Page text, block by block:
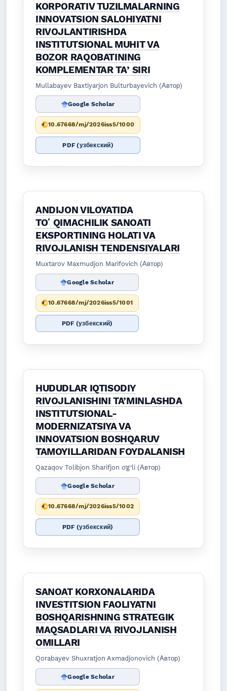
KORPORATIV TUZILMALARNING
INNOVATSION SALOHIYATNI
RIVOJLANTIRISHDA
INSTITUTSIONAL MUHIT VA
BOZOR RAQOBATINING
KOMPLEMENTAR TAʼSIRI
Mullabayev Baxtiyarjon Bulturbayevich (Автор)
Google Scholar
10.67668/mj/2026iss5/1000
PDF (узбекский)
ANDIJON VILOYATIDA
TOʻQIMACHILIK SANOATI
EKSPORTINING HOLATI VA
RIVOJLANISH TENDENSIYALARI
Muxtarov Maxmudjon Marifovich (Автор)
Google Scholar
10.67668/mj/2026iss5/1001
PDF (узбекский)
HUDUDLAR IQTISODIY
RIVOJLANISHINI TA’MINLASHDA
INSTITUTSIONAL-
MODERNIZATSIYA VA
INNOVATSION BOSHQARUV
TAMOYILLARIDAN FOYDALANISH
Qazaqov Tolibjon Sharifjon o‘g‘li (Автор)
Google Scholar
10.67668/mj/2026iss5/1002
PDF (узбекский)
SANOAT KORXONALARIDA
INVESTITSION FAOLIYATNI
BOSHQARISHNING STRATEGIK
MAQSADLARI VA RIVOJLANISH
OMILLARI
Qorabayev Shuxratjon Axmadjonovich (Автор)
Google Scholar